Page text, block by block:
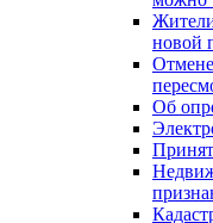
Жители
новой
Об